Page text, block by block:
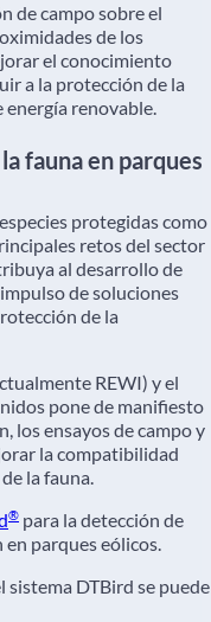
de campo sobre el
de los
el conocimiento
a la protección de la
energía renovable.
fauna en parques
protegidas como
retos del sector
al desarrollo de
de soluciones
de la
REWI) y el
pone de manifiesto
los ensayos de campo y
la compatibilidad
la fauna.
® para la detección de
en parques eólicos.
sistema DTBird se puede